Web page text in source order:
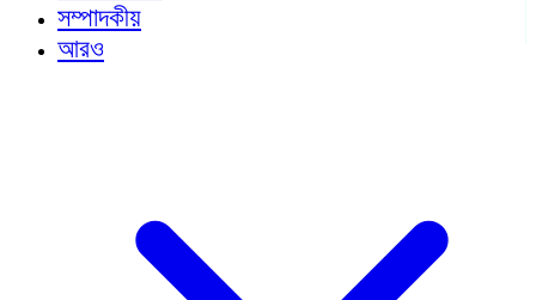
সম্পাদকীয়
আরও